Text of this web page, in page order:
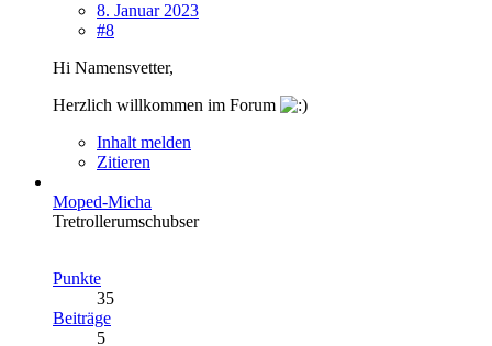
8. Januar 2023
#8
Hi Namensvetter,
Herzlich willkommen im Forum
Inhalt melden
Zitieren
Moped-Micha
Tretrollerumschubser
Punkte
35
Beiträge
5